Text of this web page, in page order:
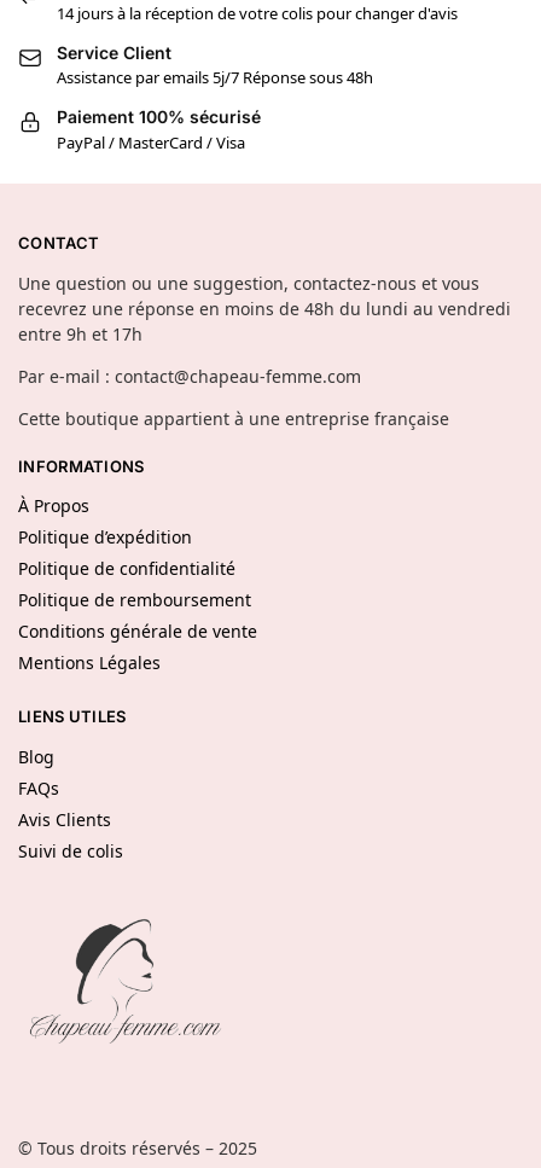
14 jours à la réception de votre colis pour changer d'avis
Service Client
Assistance par emails 5j/7 Réponse sous 48h
Paiement 100% sécurisé
PayPal / MasterCard / Visa
CONTACT
Une question ou une suggestion, contactez-nous et vous
recevrez une réponse en moins de 48h du lundi au vendredi
entre 9h et 17h
Par e-mail : contact@chapeau-femme.com
Cette boutique appartient à une entreprise française
INFORMATIONS
À Propos
Politique d’expédition
Politique de confidentialité
Politique de remboursement
Conditions générale de vente
Mentions Légales
LIENS UTILES
Blog
FAQs
Avis Clients
Suivi de colis
© Tous droits réservés – 2025